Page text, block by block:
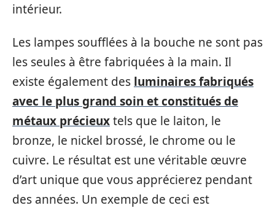
intérieur.
Les lampes soufflées à la bouche ne sont pas
les seules à être fabriquées à la main. Il
existe également des luminaires fabriqués
avec le plus grand soin et constitués de
métaux précieuxtels que le laiton, le
bronze, le nickel brossé, le chrome ou le
cuivre. Le résultat est une véritable œuvre
d’art unique que vous apprécierez pendant
des années. Un exemple de ceci est